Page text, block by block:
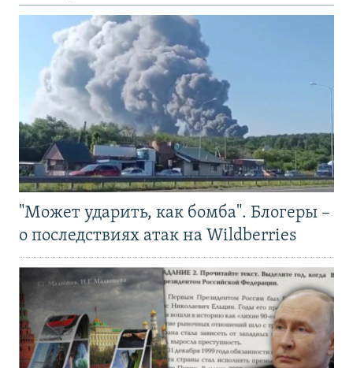
"Может ударить, как бомба". Блогеры –
о последствиях атак на Wildberries